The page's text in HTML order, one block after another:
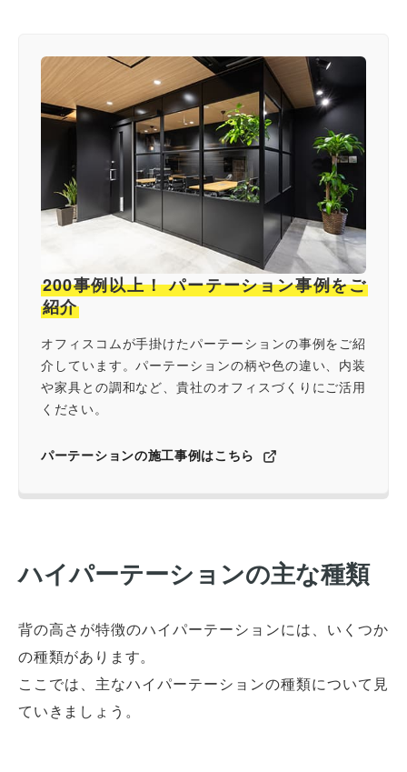
200事例以上！ パーテーション事例をご
紹介
オフィスコムが手掛けたパーテーションの事例をご紹
介しています。パーテーションの柄や色の違い、内装
や家具との調和など、貴社のオフィスづくりにご活用
ください。
パーテーションの施工事例はこちら
ハイパーテーションの主な種類
背の高さが特徴のハイパーテーションには、いくつか
の種類があります。
ここでは、主なハイパーテーションの種類について見
ていきましょう。